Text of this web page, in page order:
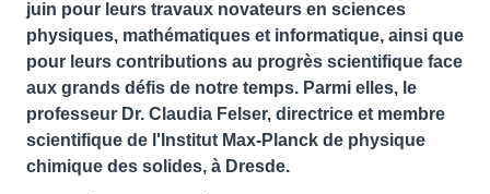
juin pour leurs travaux novateurs en sciences
physiques, mathématiques et informatique, ainsi que
pour leurs contributions au progrès scientifique face
aux grands défis de notre temps. Parmi elles, le
professeur Dr. Claudia Felser, directrice et membre
scientifique de l'Institut Max-Planck de physique
chimique des solides, à Dresde.